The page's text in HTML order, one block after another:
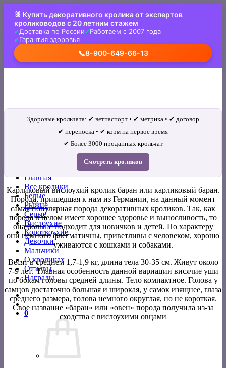
content
🐰 Купить декоративного кролика от экспертов
кролиководов с 20 летним стажем
Доставка по России
Работаем с 2007 года
Гарантия здоровья
📞8-900-649-66-13
Главная
Все кролики
Белые
Рыжие
Серые
Вислоухие
Короткоухие
Девочки
Мальчики
О кроликах
Отзывы
Награды
0
Здоровые крольчата: ✔ ветпаспорт • ✔ метрика • ✔ договор
✔ переноска • ✔ корм на первое время
✔ Более 3000 проданных крольчат
Смотреть кроликов
Карликовый вислоухий кролик баран или карликовый баран.
Порода, пришедшая к нам из Германии, на данный момент
самая популярная порода декоративных кроликов. Так, как
порода в целом имеет хорошее здоровье и выносливость, то
она больше подходит для новичков и детей. По характеру
они немного флегматичны, приветливы с человеком, хорошо
уживаются с кошками и собаками.
Весят в среднем 1,7-1,9 кг, длина тела 30-35 см. Живут около
7-9 лет. Главная особенность данной вариации висячие уши
по бокам головы средней длины. Тело компактное. Голова у
самцов достаточно большая и широкая, у самок изящнее, глаза
среднего размера, голова немного округлая, но не короткая.
Свое название «баран» или «овен» порода получила из-за
сходства с вислоухими овцами